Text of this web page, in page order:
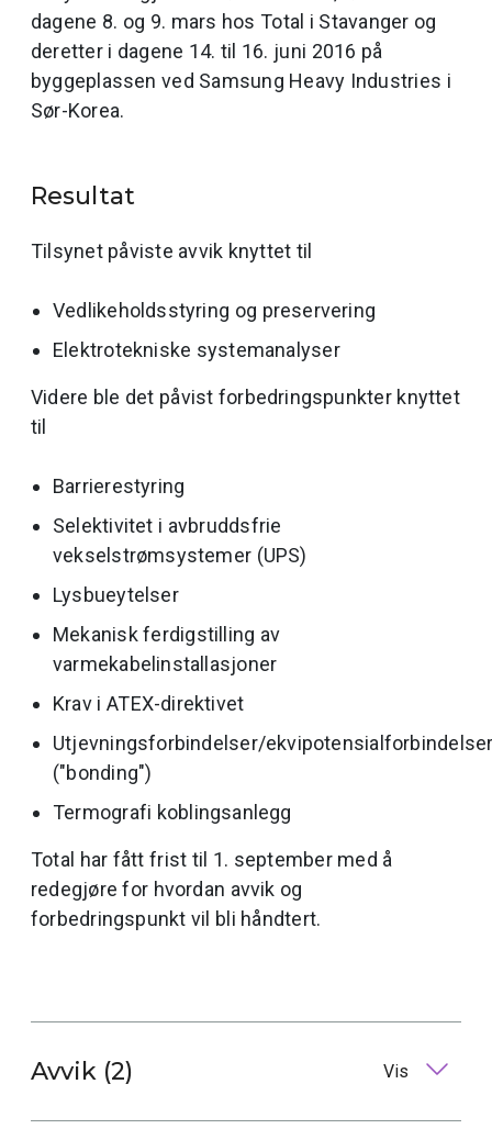
dagene 8. og 9. mars hos Total i Stavanger og
deretter i dagene 14. til 16. juni 2016 på
byggeplassen ved Samsung Heavy Industries i
Sør-Korea.
Resultat
Tilsynet påviste avvik knyttet til
Vedlikeholdsstyring og preservering
Elektrotekniske systemanalyser
Videre ble det påvist forbedringspunkter knyttet
til
Barrierestyring
Selektivitet i avbruddsfrie
vekselstrømsystemer (UPS)
Lysbueytelser
Mekanisk ferdigstilling av
varmekabelinstallasjoner
Krav i ATEX-direktivet
Utjevningsforbindelser/
("bonding")
Termografi koblingsanlegg
Total har fått frist til 1. september med å
redegjøre for hvordan avvik og
forbedringspunkt vil bli håndtert.
Avvik (2) Vis